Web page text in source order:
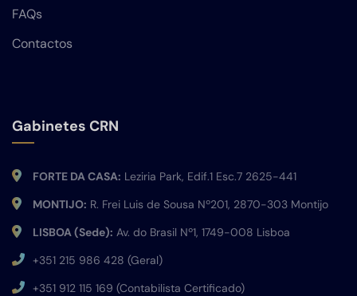
FAQs
Contactos
Gabinetes CRN
FORTE DA CASA: Leziria Park, Edif.1 Esc.7 2625-441
MONTIJO: R. Frei Luis de Sousa Nº201, 2870-303 Montijo
LISBOA (Sede): Av. do Brasil Nº1, 1749-008 Lisboa
+351 215 986 428 (Geral)
+351 912 115 169 (Contabilista Certificado)